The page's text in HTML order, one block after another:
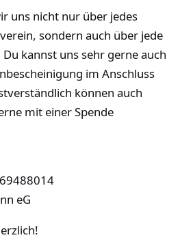
uns nicht nur über jedes
sondern auch über jede
kannst uns sehr gerne auch
im Anschluss
können auch
mit einer Spende
eG